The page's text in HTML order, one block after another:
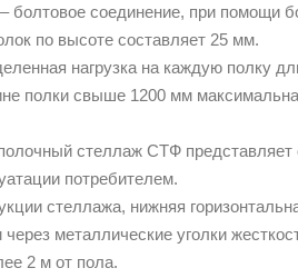
болтовое соединение, при помощи
по высоте составляет 25 мм.
нагрузка на каждую полку
полки свыше 1200 мм
стеллаж СТФ
потребителем.
стеллажа, нижняя
металлические уголки
2 м от пола.